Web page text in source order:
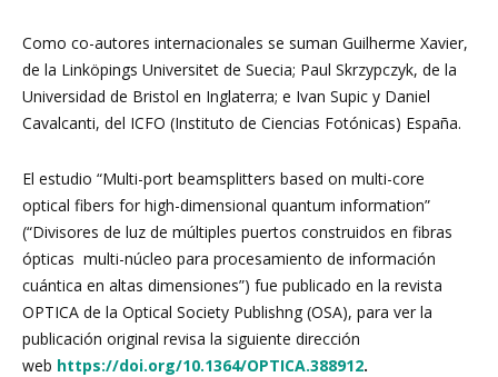
Como co-autores internacionales se suman Guilherme Xavier,
de la Linköpings Universitet de Suecia; Paul Skrzypczyk, de la
Universidad de Bristol en Inglaterra; e Ivan Supic y Daniel
Cavalcanti, del ICFO (Instituto de Ciencias Fotónicas) España.
El estudio “Multi-port beamsplitters based on multi-core
optical fibers for high-dimensional quantum information”
(“Divisores de luz de múltiples puertos construidos en fibras
ópticas multi-núcleo para procesamiento de información
cuántica en altas dimensiones”) fue publicado en la revista
OPTICA de la Optical Society Publishng (OSA), para ver la
publicación original revisa la siguiente dirección
web https://doi.org/10.1364/OPTICA.388912.